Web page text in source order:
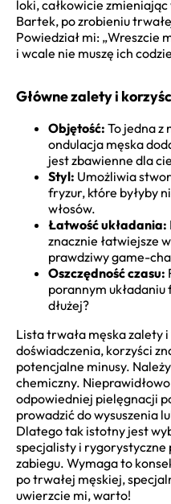
loki, całkowicie
Bartek, po zrobieniu
Powiedział mi: „Wreszcie
i wcale nie muszę ich
Główne zalety i
Objętość: To jedna z
ondulacja męska
jest zbawienne dla
Styl: Umożliwia
fryzur, które byłyby
włosów.
Łatwość układania:
znacznie łatwiejsze
prawdziwy game-
Oszczędność czasu:
porannym
dłużej?
Lista trwała męska zalety
doświadczenia, korzyści
potencjalne minusy.
chemiczny.
odpowiedniej pielęgnacji
prowadzić do wysuszenia
Dlatego tak istotny jest
specjalisty i rygorystyczne
zabiegu. Wymaga to
po trwałej męskiej,
uwierzcie mi, warto!